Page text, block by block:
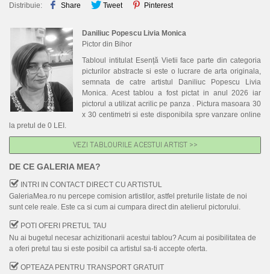
Distribuie: Share Tweet Pinterest
Daniliuc Popescu Livia Monica
Pictor din Bihor
Tabloul intitulat Esență Vietii face parte din categoria
picturilor abstracte si este o lucrare de arta originala,
semnata de catre artistul Daniliuc Popescu Livia
Monica. Acest tablou a fost pictat in anul 2026 iar
pictorul a utilizat acrilic pe panza . Pictura masoara 30
x 30 centimetri si este disponibila spre vanzare online
la pretul de 0 LEI.
VEZI TABLOURILE ACESTUI ARTIST >>
DE CE GALERIA MEA?
INTRI IN CONTACT DIRECT CU ARTISTUL
GaleriaMea.ro nu percepe comision artistilor, astfel preturile listate de noi
sunt cele reale. Este ca si cum ai cumpara direct din atelierul pictorului.
POTI OFERI PRETUL TAU
Nu ai bugetul necesar achizitionarii acestui tablou? Acum ai posibilitatea de
a oferi pretul tau si este posibil ca artistul sa-ti accepte oferta.
OPTEAZA PENTRU TRANSPORT GRATUIT